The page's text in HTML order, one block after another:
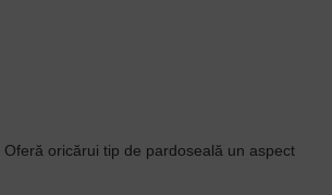
oricărui tip de pardoseală un aspect